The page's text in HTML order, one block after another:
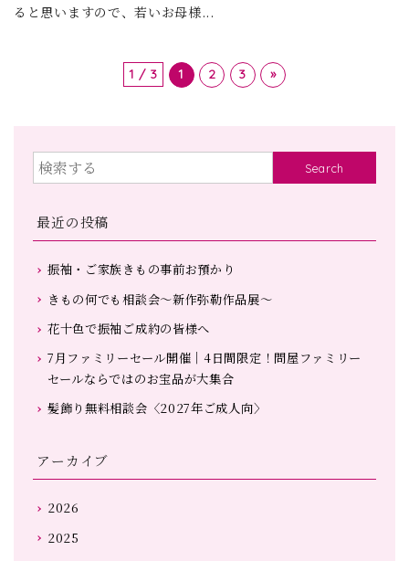
ると思いますので、若いお母様...
1 / 3 1 2 3 »
Search
最近の投稿
振袖・ご家族きもの事前お預かり
きもの何でも相談会～新作弥勒作品展～
花十色で振袖ご成約の皆様へ
7月ファミリーセール開催｜4日間限定！問屋ファミリー
セールならではのお宝品が大集合
髪飾り無料相談会〈2027年ご成人向〉
アーカイブ
2026
2025